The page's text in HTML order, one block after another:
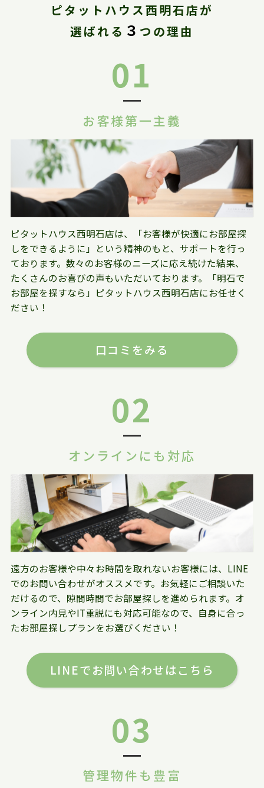
ピタットハウス西明石店が
選ばれる ３ つの理由
01
お客様第一主義
ピタットハウス西明石店は、「お客様が快適にお部屋探
しをできるように」という精神のもと、サポートを行っ
ております。数々のお客様のニーズに応え続けた結果、
たくさんのお喜びの声もいただいております。「明石で
お部屋を探すなら」ピタットハウス西明石店にお任せく
ださい！
口コミをみる
02
オンラインにも対応
遠方のお客様や中々お時間を取れないお客様には、LINE
でのお問い合わせがオススメです。お気軽にご相談いた
だけるので、隙間時間でお部屋探しを進められます。オ
ンライン内見やIT重説にも対応可能なので、自身に合っ
たお部屋探しプランをお選びください！
LINEでお問い合わせはこちら
03
管理物件も豊富